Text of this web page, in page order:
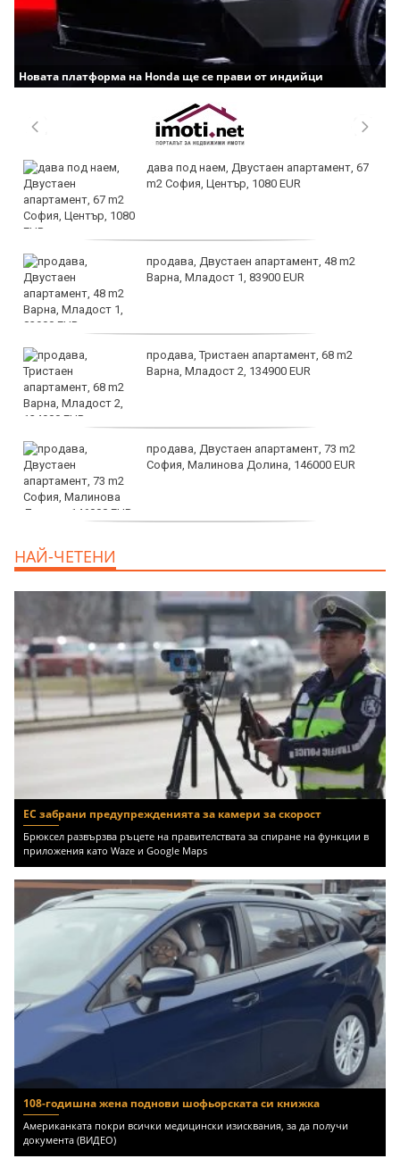
Новата платформа на Honda ще се прави от индийци
дава под наем, Двустаен апартамент, 67
m2 София, Център, 1080 EUR
продава, Двустаен апартамент, 48 m2
Варна, Младост 1, 83900 EUR
продава, Тристаен апартамент, 68 m2
Варна, Младост 2, 134900 EUR
продава, Двустаен апартамент, 73 m2
София, Малинова Долина, 146000 EUR
НАЙ-ЧЕТЕНИ
ЕС забрани предупрежденията за камери за скорост
Брюксел развързва ръцете на правителствата за спиране на функции в
приложения като Waze и Google Maps
108-годишна жена поднови шофьорската си книжка
Американката покри всички медицински изисквания, за да получи
документа (ВИДЕО)